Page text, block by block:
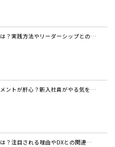
？実践方法やリーダーシップとの…
ントが肝心？新入社員がやる気を…
は？注目される理由やDXとの関連…